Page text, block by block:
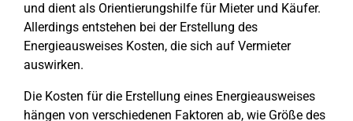
und dient als Orientierungshilfe für Mieter und Käufer.
Allerdings entstehen bei der Erstellung des
Energieausweises Kosten, die sich auf Vermieter
auswirken.
Die Kosten für die Erstellung eines Energieausweises
hängen von verschiedenen Faktoren ab, wie Größe des